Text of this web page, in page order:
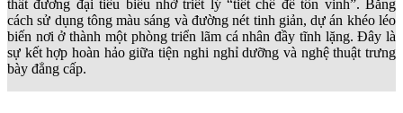
thất đương đại tiêu biểu nhờ triết lý “tiết chế để tôn vinh”. Bằng
cách sử dụng tông màu sáng và đường nét tinh giản, dự án khéo léo
biến nơi ở thành một phòng triển lãm cá nhân đầy tĩnh lặng. Đây là
sự kết hợp hoàn hảo giữa tiện nghi nghỉ dưỡng và nghệ thuật trưng
bày đẳng cấp.